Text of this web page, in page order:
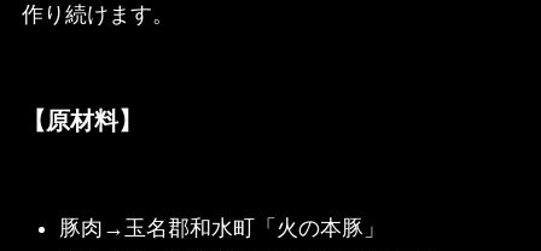
作り続けます。
【原材料】
豚肉→玉名郡和水町「火の本豚」